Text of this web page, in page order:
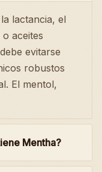
lactancia, el
aceites
evitarse
robustos
El mentol,
Mentha?